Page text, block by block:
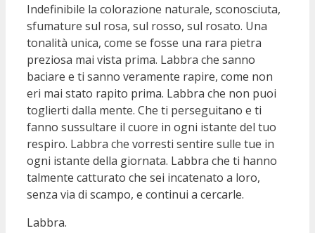
Indefinibile la colorazione naturale, sconosciuta,
sfumature sul rosa, sul rosso, sul rosato. Una
tonalità unica, come se fosse una rara pietra
preziosa mai vista prima. Labbra che sanno
baciare e ti sanno veramente rapire, come non
eri mai stato rapito prima. Labbra che non puoi
toglierti dalla mente. Che ti perseguitano e ti
fanno sussultare il cuore in ogni istante del tuo
respiro. Labbra che vorresti sentire sulle tue in
ogni istante della giornata. Labbra che ti hanno
talmente catturato che sei incatenato a loro,
senza via di scampo, e continui a cercarle.
Labbra.